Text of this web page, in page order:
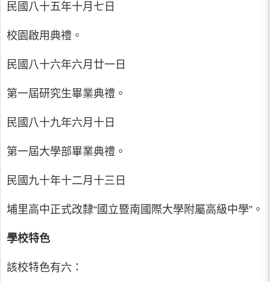
民國八十五年十月七日
校園啟用典禮。
民國八十六年六月廿一日
第一屆研究生畢業典禮。
民國八十九年六月十日
第一屆大學部畢業典禮。
民國九十年十二月十三日
埔里高中正式改隸“國立暨南國際大學附屬高級中學”。
學校特色
該校特色有六：